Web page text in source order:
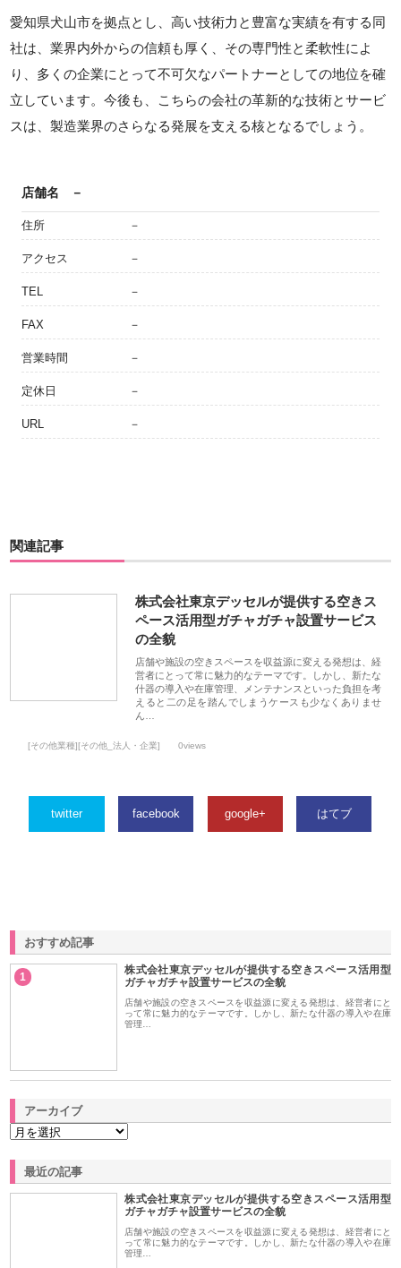
愛知県犬山市を拠点とし、高い技術力と豊富な実績を有する同
社は、業界内外からの信頼も厚く、その専門性と柔軟性によ
り、多くの企業にとって不可欠なパートナーとしての地位を確
立しています。今後も、こちらの会社の革新的な技術とサービ
スは、製造業界のさらなる発展を支える核となるでしょう。
店舗名 －
住所 －
アクセス －
TEL －
FAX －
営業時間 －
定休日 －
URL －
関連記事
株式会社東京デッセルが提供する空きス
ペース活用型ガチャガチャ設置サービス
の全貌
店舗や施設の空きスペースを収益源に変える発想は、経
営者にとって常に魅力的なテーマです。しかし、新たな
什器の導入や在庫管理、メンテナンスといった負担を考
えると二の足を踏んでしまうケースも少なくありませ
ん…
[その他業種][その他_法人・企業] 0views
twitter facebook google+ はてブ
おすすめ記事
1
株式会社東京デッセルが提供する空きスペース活用型
ガチャガチャ設置サービスの全貌
店舗や施設の空きスペースを収益源に変える発想は、経営者にと
って常に魅力的なテーマです。しかし、新たな什器の導入や在庫
管理…
アーカイブ
最近の記事
株式会社東京デッセルが提供する空きスペース活用型
ガチャガチャ設置サービスの全貌
店舗や施設の空きスペースを収益源に変える発想は、経営者にと
って常に魅力的なテーマです。しかし、新たな什器の導入や在庫
管理…